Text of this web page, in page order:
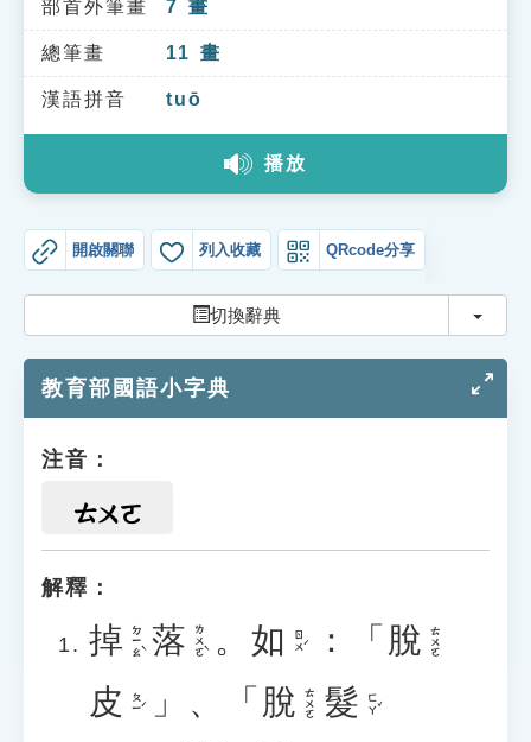
知識索引
單字索引
生命大百科索引
教學應用
貓頭鷹博士
部首外筆畫 7 畫
總筆畫 11 畫
漢語拼音 tuō
播放
開啟關聯 列入收藏 QRcode分享
切換辭典 切換
教育部國語小字典
注音：
ㄊㄨㄛ
解釋：
掉 ㄉㄧㄠˋ 落 ㄌㄨㄛˋ 。 如 ㄖㄨˊ ：「 脫 ㄊㄨㄛ
皮 ㄆㄧˊ 」、「 脫 ㄊㄨㄛ 髮 ㄈㄚˇ